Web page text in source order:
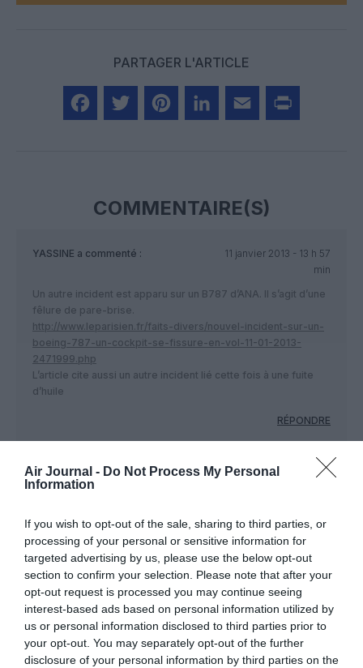
Air Journal - Do Not Process My Personal
Information
If you wish to opt-out of the sale, sharing to third parties, or
processing of your personal or sensitive information for
targeted advertising by us, please use the below opt-out
section to confirm your selection. Please note that after your
opt-out request is processed you may continue seeing
interest-based ads based on personal information utilized by
us or personal information disclosed to third parties prior to
your opt-out. You may separately opt-out of the further
disclosure of your personal information by third parties on the
PARTAGER L'ARTICLE
COMMENTAIRE(S)
YASSINE a commenté :
11 janvier 2013 - 13 h 57
min
Un autre incident est apparu sur un B787 d’ANA. Il s’agit d’une
fêlure de pare-brise.
http://www.leparisien.fr/faits-divers/nouvel-incident-sur-un-
boeing-787-un-cockpit-se-fissure-en-vol-11-01-2013-
2471999.php
L’article cite aussi un autre incident lié cette fois à une fuite
d’huile
RÉPONDRE
FAIRE UN DON
Appel aux lecteurs !
Soutenez Air Journal participezà son
développement !